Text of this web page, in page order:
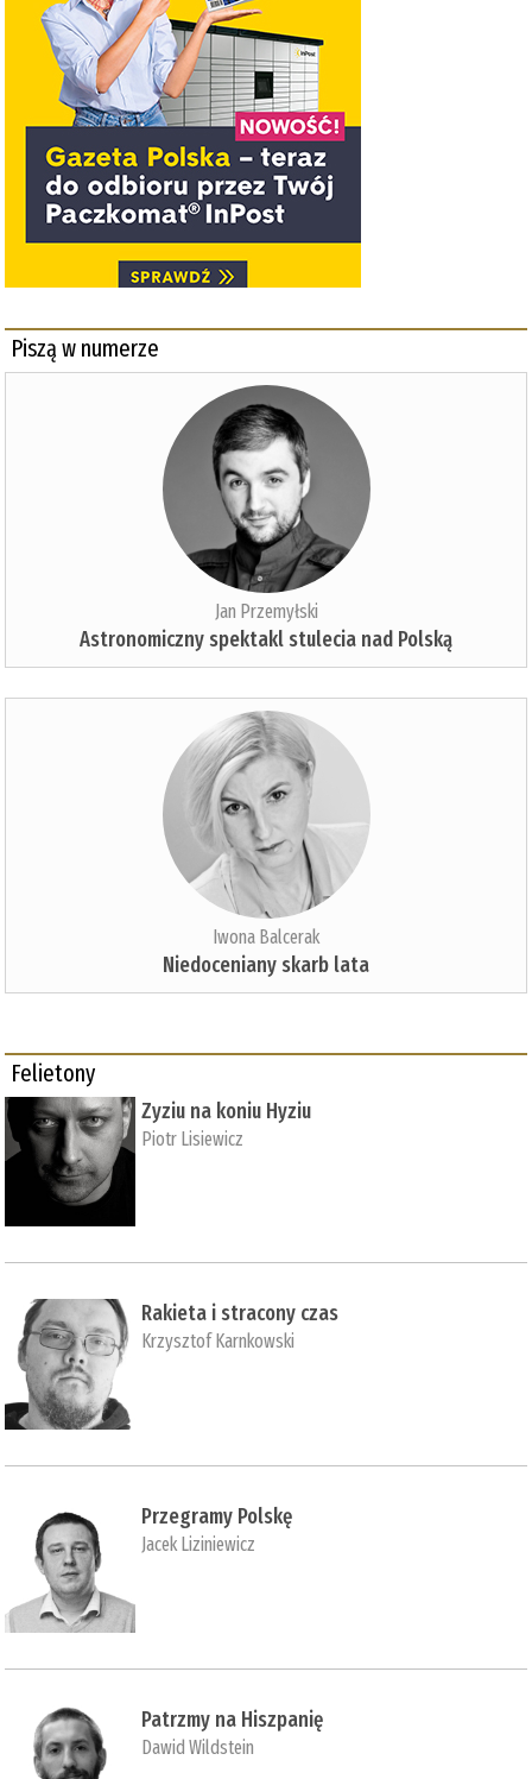
Piszą w numerze
Jan Przemyłski
Astronomiczny spektakl stulecia nad Polską
Iwona Balcerak
Niedoceniany skarb lata
Felietony
Zyziu na koniu Hyziu
Piotr Lisiewicz
Rakieta i stracony czas
Krzysztof Karnkowski
Przegramy Polskę
Jacek Liziniewicz
Patrzmy na Hiszpanię
Dawid Wildstein